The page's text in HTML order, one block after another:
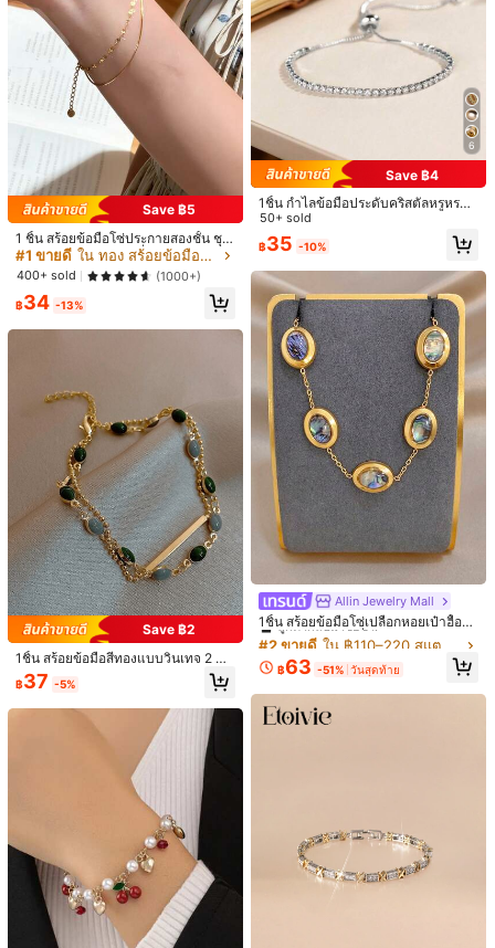
1ชิ้น กำไลข้อมือโซ่สำหรับผู้หญิงแบบย้
อนยุคสไตล์ฮิปฮอป Y2K รูปหัวใจ ใช้ได้
หลากหลาย สำหรับฤดูร้อน งานปาร์ตี้วั
#3 ขายดี ใน เงิน สร้อยข้อมือโซ่ผู้หญิง
500+ sold (1000+)
48
7
Colors of the wind
1ชิ้น สร้อยข้อมือเคลือบฟันลายดาวชุบท
องสไตล์โบฮีเมียนใหม่ทันสมัย, เครื่องปร
#3 ขายดี ใน สีฟ้าคราม สร้อยข้อมือผู้หญิง
#3 ขายดี ใน สีฟ้าคราม สร้อยข้อมือผู้หญิง
ลูกค้ากลับมาซื้อซ้ำ!
#3 ขายดี ใน สีฟ้าคราม สร้อยข้อมือผู้หญิง
ลูกค้ากลับมาซื้อซ้ำ!
ใน สีฟ้าคราม สร้อยข้อมือผู้หญิง
109
12
#การพักผ่อนในเขตร้อน
และสีทองพร้อมจี้โลหะ รูปสัตว์ทะเล, ชุด
เครื่องประดับสไตล์โบฮีเมียนที่ทันสมัยเ
หมาะสำหรับสวมใส่ในชีวิตประจำวันแ
ละวันหยุดพักผ่อน
ลูกค้ากลับมาซื้อซ้ำ!
฿69 -13%
1 ชิ้น สร้อยข้อมือแฟชั่นหรูหราเบาๆ ลา
นาดได้ด้วยโซ่ดึง เหมาะสำหรับผู้หญิงใ
ส่ในชีวิตประจำวัน วันหยุด และงานปาร์
ตี้
50+ sold
49
Save ฿5
1 ชิ้น สร้อยข้อมือโซ่ประกายสองชั้น ชุบ
ทอง 18K สแตนเลส เครื่องประดับโบโฮ
#1 ขายดี ใน ทอง สร้อยข้อมือโซ่ผู้หญิง
400+ sold (1000+)
฿34 -13%
Save ฿2
1ชิ้น สร้อยข้อมือสีทองแบบวินเทจ 2 ชั้น
elegant สำหรับสตรี, สร้อยข้อมือโซ่ลูก
ปัด ทอง, สร้อยข้อมือโซ่รูปไข่ลายขัดสี
สำหรับสตรี
฿37 -5%
6
Save ฿4
1ชิ้น กำไลข้อมือประดับคริสตัลหรูหราป
รับได้
50+ sold
฿35 -10%
Allin Jewelry Mall
1ชิ้น สร้อยข้อมือโซ่เปลือกหอยเป๋าฮื้อชุ
บทองรูปไข่, ชุดเครื่องประดับสแตนเลส,
สำหรับผู้หญิง, เครื่องประดับชายหาดโ
บฮีเมียฤดูร้อน, ฤดูพักผ่อน, ของขวัญสำ
น, งานกาล่า, งานแต่งงาน, วันวาเลนไ
ทน์, วันครบรอบ, เทศกาลดนตรี, คริสต์
มาส, วันอีสเตอร์
#2 ขายดี ใน ฿110–220 สแตนเลส สร้อยข้อมือผู้หญิง
ลูกค้ากลับมาซื้อซ้ำ!
#2 ขายดี
ลูกค้ากลับมาซื้อซ้ำ!
#2 ขายดี
ลูกค้ากลับมาซื้อซ้ำ!
#2 ขายดี
ลูกค้ากลับมาซื้อซ้ำ!
฿63 -51% วันสุดท้าย